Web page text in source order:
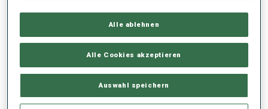
100+ WELTCUPS
Alle ablehnen
Alle Cookies akzeptieren
Auswahl speichern